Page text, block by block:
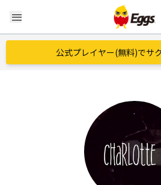
menu
公式プレイヤー(無料)でサ